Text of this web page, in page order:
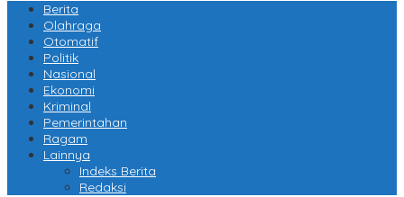
Berita
Olahraga
Otomatif
Politik
Nasional
Ekonomi
Kriminal
Pemerintahan
Ragam
Lainnya
Indeks Berita
Redaksi